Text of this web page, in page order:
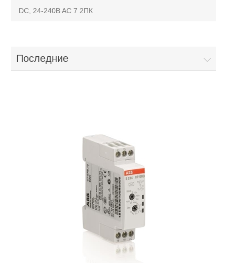
DC, 24-240B AC 7 2ПК
Последние